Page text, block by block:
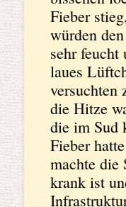
Fieber
würden
sehr
laues
versuchten
die Hitze
die im Sud
Fieber
machte die
krank ist